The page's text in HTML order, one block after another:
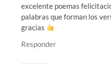
excelente poemas
palabras que forman los
gracias
Responder